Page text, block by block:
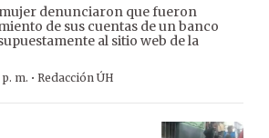
denunciaron que fueron
de sus cuentas de un banco
al sitio web de la
m. · Redacción ÚH